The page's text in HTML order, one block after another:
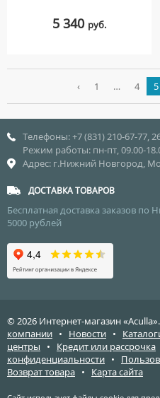
5 340 руб.
‹ 1 … 4 5
Телефоны: +7 (831) 210-67-77,
Режим работы: пн-пт, 09.00-
Адрес: г.Нижний Новгород,
ДОСТАВКА ТОВАРОВ
Бесплатная доставка заказов
5000 рублей
© 2026 Интернет-магазин
компании • Новости •
центры • Кредит или рассрочка
конфиденциальности •
Возврат товара • Карта сайта